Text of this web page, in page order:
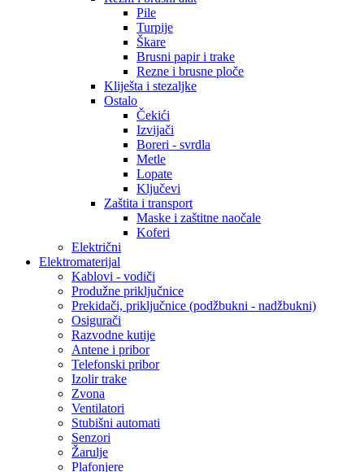
Pile
Turpije
Škare
Brusni papir i trake
Rezne i brusne ploče
Kliješta i stezaljke
Ostalo
Čekići
Izvijači
Boreri - svrdla
Metle
Lopate
Ključevi
Zaštita i transport
Maske i zaštitne naočale
Koferi
Električni
Elektromaterijal
Kablovi - vodiči
Produžne priključnice
Prekidači, priključnice (podžbukni - nadžbukni)
Osigurači
Razvodne kutije
Antene i pribor
Telefonski pribor
Izolir trake
Zvona
Ventilatori
Stubišni automati
Senzori
Žarulje
Plafonjere